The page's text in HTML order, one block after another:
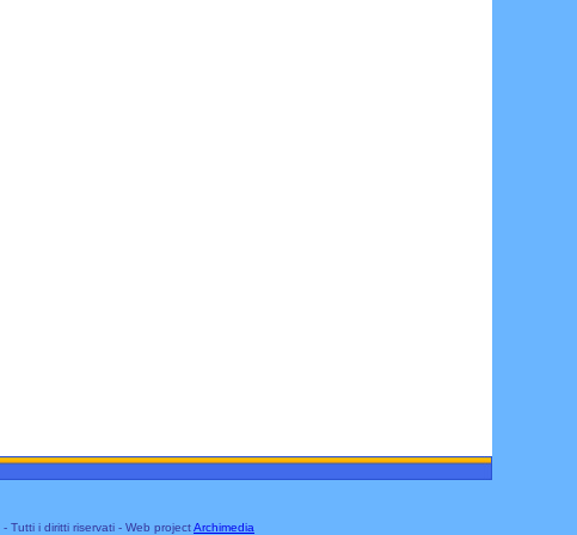
- Tutti i diritti riservati - Web projectArchimedia